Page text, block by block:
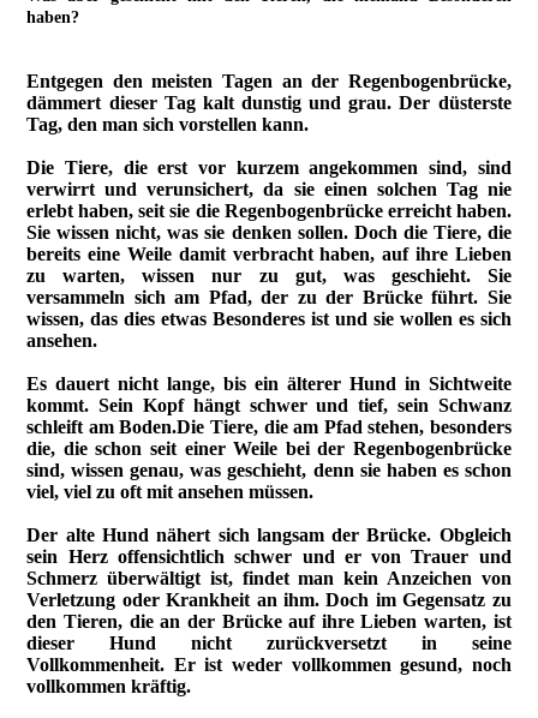
haben?
Entgegen den meisten Tagen an der Regenbogenbrücke,
dämmert dieser Tag kalt dunstig und grau. Der düsterste
Tag, den man sich vorstellen kann.
Die Tiere, die erst vor kurzem angekommen sind, sind
verwirrt und verunsichert, da sie einen solchen Tag nie
erlebt haben, seit sie die Regenbogenbrücke erreicht haben.
Sie wissen nicht, was sie denken sollen. Doch die Tiere, die
bereits eine Weile damit verbracht haben, auf ihre Lieben
zu warten, wissen nur zu gut, was geschieht. Sie
versammeln sich am Pfad, der zu der Brücke führt. Sie
wissen, das dies etwas Besonderes ist und sie wollen es sich
ansehen.
Es dauert nicht lange, bis ein älterer Hund in Sichtweite
kommt. Sein Kopf hängt schwer und tief, sein Schwanz
schleift am Boden.Die Tiere, die am Pfad stehen, besonders
die, die schon seit einer Weile bei der Regenbogenbrücke
sind, wissen genau, was geschieht, denn sie haben es schon
viel, viel zu oft mit ansehen müssen.
Der alte Hund nähert sich langsam der Brücke. Obgleich
sein Herz offensichtlich schwer und er von Trauer und
Schmerz überwältigt ist, findet man kein Anzeichen von
Verletzung oder Krankheit an ihm. Doch im Gegensatz zu
den Tieren, die an der Brücke auf ihre Lieben warten, ist
dieser Hund nicht zurückversetzt in seine
Vollkommenheit. Er ist weder vollkommen gesund, noch
vollkommen kräftig.